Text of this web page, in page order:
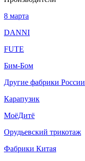
8 марта
DANNI
FUTE
Бим-Бом
Другие фабрики России
Карапузик
МоёДитё
Орудьевский трикотаж
Фабрики Китая